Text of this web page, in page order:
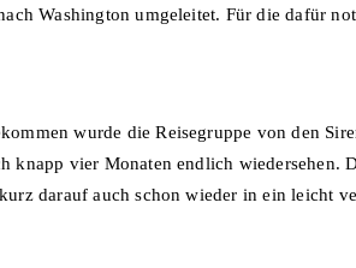
Washington umgeleitet. Für die dafür
wurde die Reisegruppe von den
knapp vier Monaten endlich wiedersehen.
darauf auch schon wieder in ein leicht